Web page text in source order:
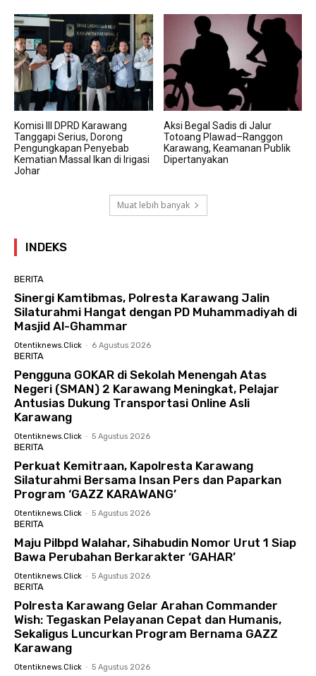
Komisi III DPRD Karawang
Tanggapi Serius, Dorong
Pengungkapan Penyebab
Kematian Massal Ikan di Irigasi
Johar
Aksi Begal Sadis di Jalur
Totoang Plawad–Ranggon
Karawang, Keamanan Publik
Dipertanyakan
Muat lebih banyak
INDEKS
BERITA
Sinergi Kamtibmas, Polresta Karawang Jalin
Silaturahmi Hangat dengan PD Muhammadiyah di
Masjid Al-Ghammar
Otentiknews.click - 6 Agustus 2026
BERITA
Pengguna GOKAR di Sekolah Menengah Atas
Negeri (SMAN) 2 Karawang Meningkat, Pelajar
Antusias Dukung Transportasi Online Asli
Karawang
Otentiknews.click - 5 Agustus 2026
BERITA
Perkuat Kemitraan, Kapolresta Karawang
Silaturahmi Bersama Insan Pers dan Paparkan
Program ‘GAZZ KARAWANG’
Otentiknews.click - 5 Agustus 2026
BERITA
Maju Pilbpd Walahar, Sihabudin Nomor Urut 1 Siap
Bawa Perubahan Berkarakter ‘GAHAR’
Otentiknews.click - 5 Agustus 2026
BERITA
Polresta Karawang Gelar Arahan Commander
Wish: Tegaskan Pelayanan Cepat dan Humanis,
Sekaligus Luncurkan Program Bernama GAZZ
Karawang
Otentiknews.click - 5 Agustus 2026